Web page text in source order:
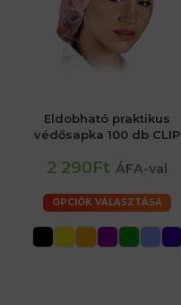
Eldobható praktikus
védősapka 100 db CLIP
2 290Ft ÁFA-val
OPCIÓK VÁLASZTÁSA